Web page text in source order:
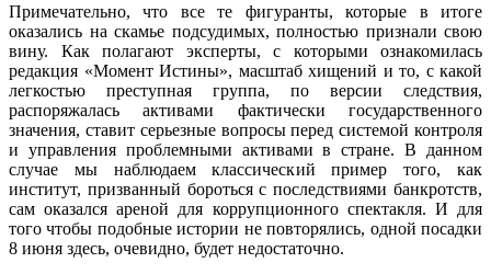
Примечательно, что все те фигуранты, которые в итоге
оказались на скамье подсудимых, полностью признали свою
вину. Как полагают эксперты, с которыми ознакомилась
редакция «Момент Истины», масштаб хищений и то, с какой
легкостью преступная группа, по версии следствия,
распоряжалась активами фактически государственного
значения, ставит серьезные вопросы перед системой контроля
и управления проблемными активами в стране. В данном
случае мы наблюдаем классический пример того, как
институт, призванный бороться с последствиями банкротств,
сам оказался ареной для коррупционного спектакля. И для
того чтобы подобные истории не повторялись, одной посадки
8 июня здесь, очевидно, будет недостаточно.